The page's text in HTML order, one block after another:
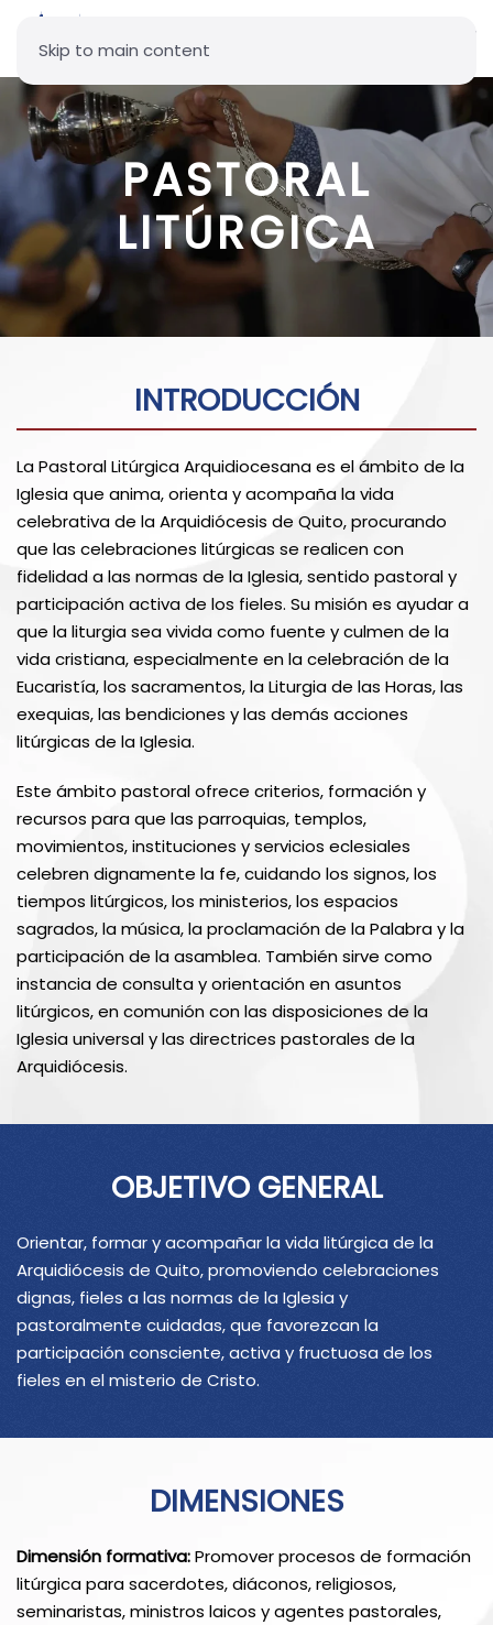
Skip to main content
PASTORAL
LITÚRGICA
INTRODUCCIÓN
La Pastoral Litúrgica Arquidiocesana es el ámbito de la
Iglesia que anima, orienta y acompaña la vida
celebrativa de la Arquidiócesis de Quito, procurando
que las celebraciones litúrgicas se realicen con
fidelidad a las normas de la Iglesia, sentido pastoral y
participación activa de los fieles. Su misión es ayudar a
que la liturgia sea vivida como fuente y culmen de la
vida cristiana, especialmente en la celebración de la
Eucaristía, los sacramentos, la Liturgia de las Horas, las
exequias, las bendiciones y las demás acciones
litúrgicas de la Iglesia.
Este ámbito pastoral ofrece criterios, formación y
recursos para que las parroquias, templos,
movimientos, instituciones y servicios eclesiales
celebren dignamente la fe, cuidando los signos, los
tiempos litúrgicos, los ministerios, los espacios
sagrados, la música, la proclamación de la Palabra y la
participación de la asamblea. También sirve como
instancia de consulta y orientación en asuntos
litúrgicos, en comunión con las disposiciones de la
Iglesia universal y las directrices pastorales de la
Arquidiócesis.
OBJETIVO GENERAL
Orientar, formar y acompañar la vida litúrgica de la
Arquidiócesis de Quito, promoviendo celebraciones
dignas, fieles a las normas de la Iglesia y
pastoralmente cuidadas, que favorezcan la
participación consciente, activa y fructuosa de los
fieles en el misterio de Cristo.
DIMENSIONES
Dimensión formativa:Promover procesos de formación
litúrgica para sacerdotes, diáconos, religiosos,
seminaristas, ministros laicos y agentes pastorales,